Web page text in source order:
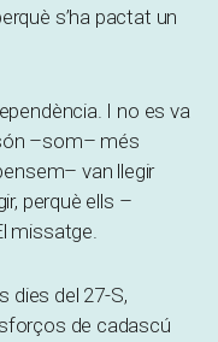
s’ha pactat un
I no es va
–som– més
van llegir
perquè ells –
missatge.
dies del 27-S,
de cadascú